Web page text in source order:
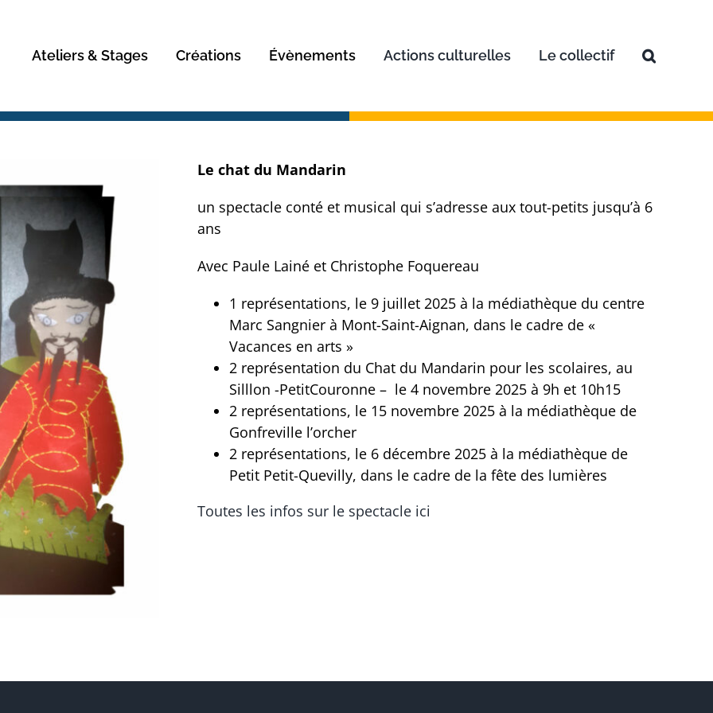
Ateliers & Stages Créations Évènements Actions culturelles Le collectif
Le chat du Mandarin
un spectacle conté et musical qui s’adresse aux tout-petits jusqu’à 6
ans
Avec Paule Lainé et Christophe Foquereau
1 représentations, le 9 juillet 2025 à la médiathèque du centre
Marc Sangnier à Mont-Saint-Aignan, dans le cadre de «
Vacances en arts »
2 représentation du Chat du Mandarin pour les scolaires, au
Silllon -PetitCouronne – le 4 novembre 2025 à 9h et 10h15
2 représentations, le 15 novembre 2025 à la médiathèque de
Gonfreville l’orcher
2 représentations, le 6 décembre 2025 à la médiathèque de
Petit Petit-Quevilly, dans le cadre de la fête des lumières
Toutes les infos sur le spectacle ici